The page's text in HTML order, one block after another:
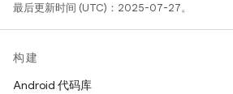
最后更新时间 (UTC)：2025-07-27。
构建
Android 代码库